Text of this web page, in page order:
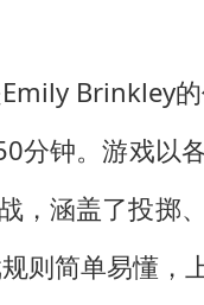
Emily Brinkley
分钟。游戏以
，涵盖了投掷
则简单易懂，